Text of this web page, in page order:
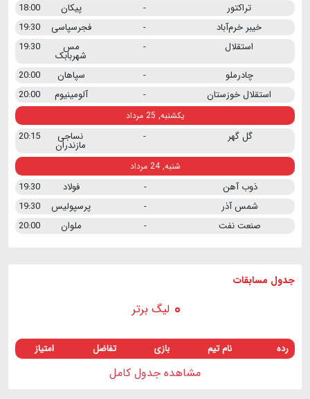
تراکتور - پیکان
18:00
خیبر خرم‌آباد
- فجرسپاسی
19:30
استقلال
- مس
شهربابک
19:30
چادرملو
- سپاهان
20:00
استقلال خوزستان
- آلومینیوم 20:00
یکشنبه, 25 مرداد
گل گهر - نساجی
مازندران
20:15
شنبه, 24 مرداد
ذوب آهن - فولاد
19:30
شمس آذر
- پرسپولیس
19:30
صنعت نفت
- ملوان 20:00
جدول مسابقات
لیگ برتر
رده نام تیم بازی تفاضل امتیاز
مشاهده جدول کامل